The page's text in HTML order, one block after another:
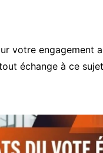
votre engagement
échange à ce